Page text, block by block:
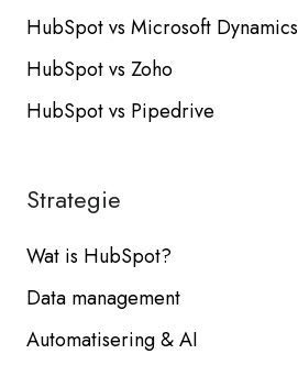
HubSpot vs Microsoft Dynamics
HubSpot vs Zoho
HubSpot vs Pipedrive
Strategie
Wat is HubSpot?
Data management
Automatisering & AI